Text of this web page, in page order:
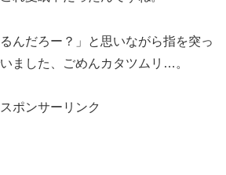
んだろー？」と思いながら指を突っ
ました、ごめんカタツムリ…。
スポンサーリンク